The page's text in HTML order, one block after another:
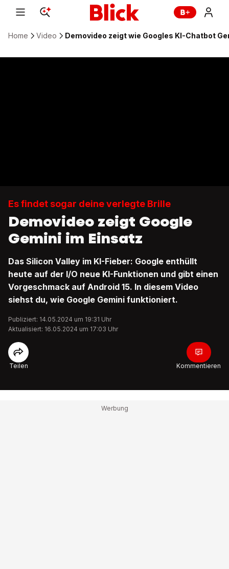
Home Video Demovideo zeigt wie Googles KI-Chatbot
Es findet sogar deine verlegte Brille
Demovideo zeigt Google
Gemini im Einsatz
Das Silicon Valley im KI-Fieber: Google enthüllt
heute auf der I/O neue KI-Funktionen und gibt einen
Vorgeschmack auf Android 15. In diesem Video
siehst du, wie Google Gemini funktioniert.
Publiziert: 14.05.2024 um 19:31 Uhr
Aktualisiert: 16.05.2024 um 17:03 Uhr
Teilen Kommentieren